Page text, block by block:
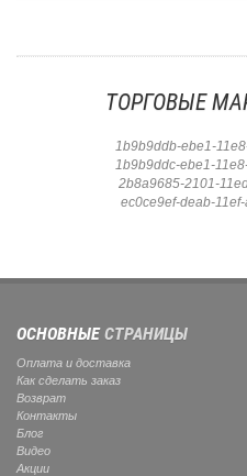
ТОРГОВЫЕ
1b9b9ddb-ebe1-
1b9b9ddc-ebe1-
2b8a9685-2101-
ec0ce9ef-deab-
ОСНОВНЫЕСТРАНИЦЫ
Оплата и доставка
Как сделать заказ
Возврат
Контакты
Блог
Видео
Акции